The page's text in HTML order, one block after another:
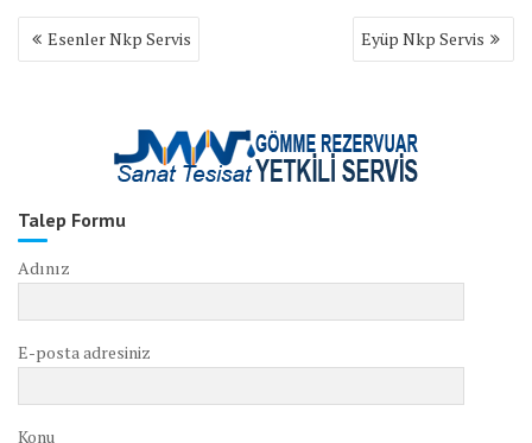
Yazı
gezinmesi
Esenler Nkp Servis Eyüp Nkp Servis
Talep Formu
Adınız
E-posta adresiniz
Konu